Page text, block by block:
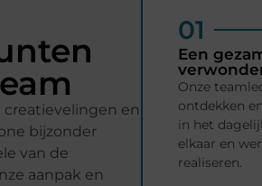
en
bijzonder
van de
aanpak en
01
Een
Onze
ontdekken
in het
elkaar en
realiseren.